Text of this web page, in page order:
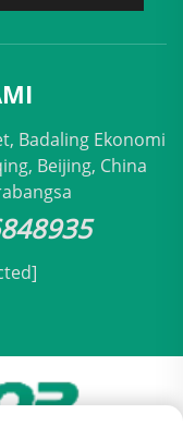
Badaling Ekonomi
Beijing, China